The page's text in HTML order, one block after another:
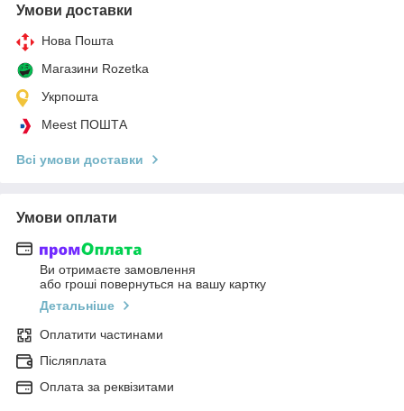
Умови доставки
Нова Пошта
Магазини Rozetka
Укрпошта
Meest ПОШТА
Всі умови доставки
Умови оплати
Ви отримаєте замовлення
або гроші повернуться на вашу картку
Детальніше
Оплатити частинами
Післяплата
Оплата за реквізитами